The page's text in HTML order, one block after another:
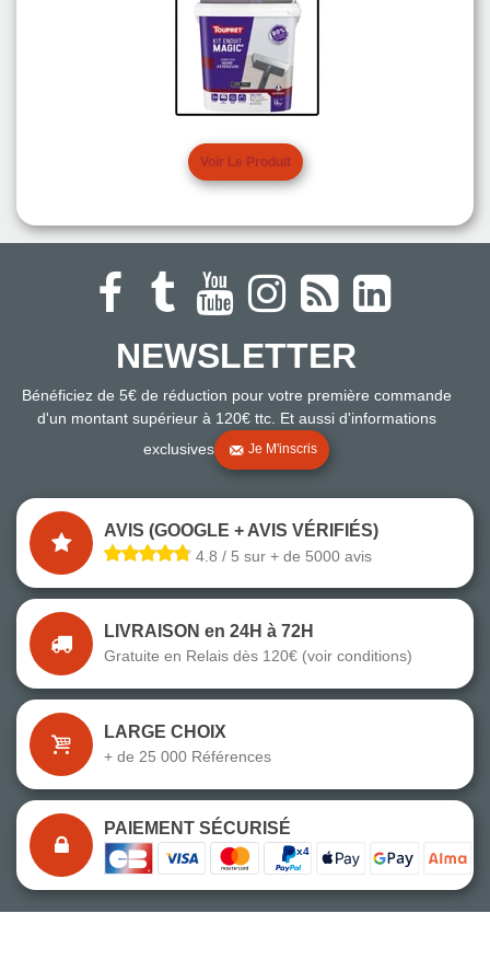
Voir Le Produit
NEWSLETTER
Bénéficiez de 5€ de réduction pour votre première commande
d'un montant supérieur à 120€ ttc. Et aussi d'informations
exclusives
Je M'inscris
AVIS (GOOGLE + AVIS VÉRIFIÉS)
4.8 / 5 sur + de 5000 avis
LIVRAISON en 24H à 72H
Gratuite en Relais dès 120€ (voir conditions)
LARGE CHOIX
+ de 25 000 Références
PAIEMENT SÉCURISÉ